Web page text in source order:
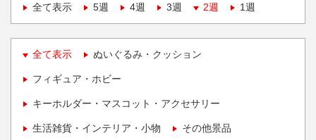
全て表示
5週 4週 3週 2週 1週
全て表示 ぬいぐるみ・クッション
フィギュア・ホビー
キーホルダー・マスコット・アクセサリー
生活雑貨・インテリア・小物 その他景品